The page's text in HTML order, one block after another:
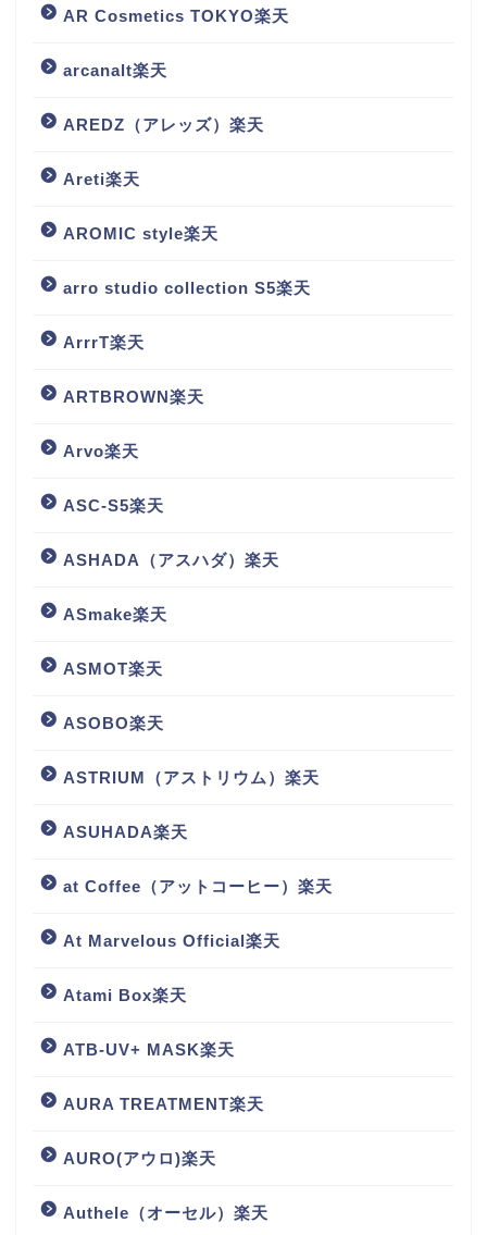
AR Cosmetics TOKYO楽天
arcanalt楽天
AREDZ（アレッズ）楽天
Areti楽天
AROMIC style楽天
arro studio collection S5楽天
ArrrT楽天
ARTBROWN楽天
Arvo楽天
ASC-S5楽天
ASHADA（アスハダ）楽天
ASmake楽天
ASMOT楽天
ASOBO楽天
ASTRIUM（アストリウム）楽天
ASUHADA楽天
at Coffee（アットコーヒー）楽天
At Marvelous Official楽天
Atami Box楽天
ATB-UV+ MASK楽天
AURA TREATMENT楽天
AURO(アウロ)楽天
Authele（オーセル）楽天